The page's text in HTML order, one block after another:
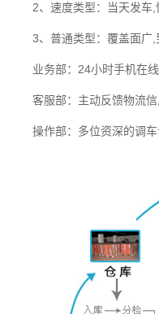
2、速度类型：当天发车,
3、普通类型：覆盖面广,
业务部：24小时手机在线
客服部：主动反馈物流信
操作部：多位资深的调车